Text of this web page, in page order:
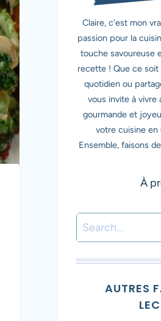
Claire, c’est mon
passion pour la
touche savoureuse
recette ! Que ce
quotidien ou
vous invite à vivre
gourmande et
votre cuisine en
Ensemble, faisons
À
Rechercher
AUTRES